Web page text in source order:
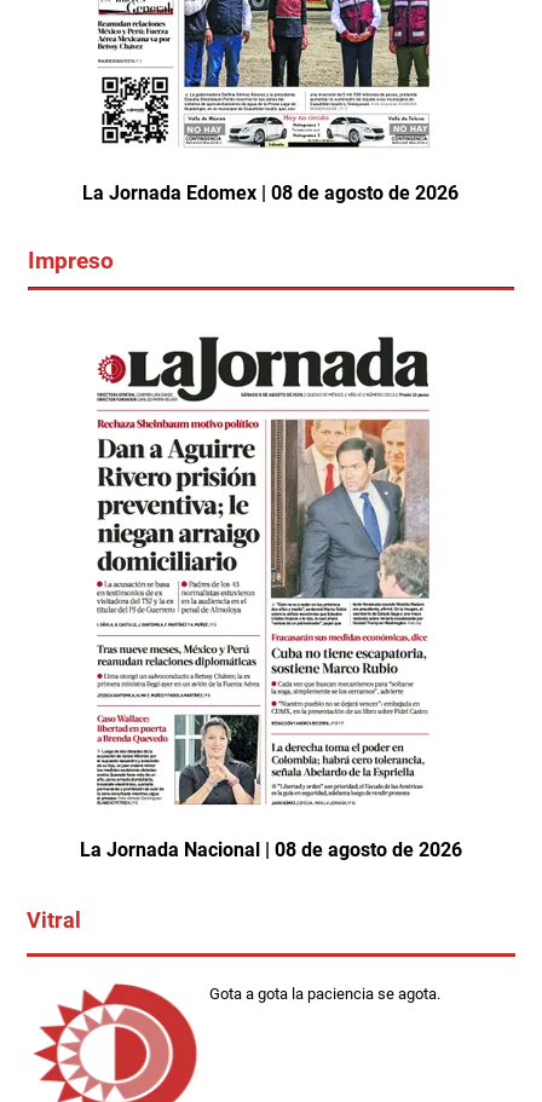
La Jornada Edomex | 08 de agosto de 2026
Impreso
La Jornada Nacional | 08 de agosto de 2026
Vitral
Gota a gota la paciencia se agota.